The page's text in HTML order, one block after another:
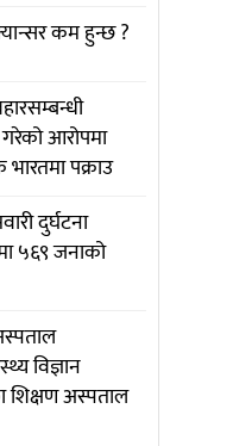
कम हुन्छ ?
गरेको आरोपमा
पक्राउ
दुर्घटना
५६९ जनाको
विज्ञान
शिक्षण अस्पताल